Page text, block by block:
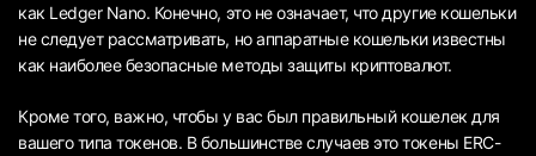
как Ledger Nano. Конечно, это не означает, что другие кошельки
не следует рассматривать, но аппаратные кошельки известны
как наиболее безопасные методы защиты криптовалют.
Кроме того, важно, чтобы у вас был правильный кошелек для
вашего типа токенов. В большинстве случаев это токены ERC-